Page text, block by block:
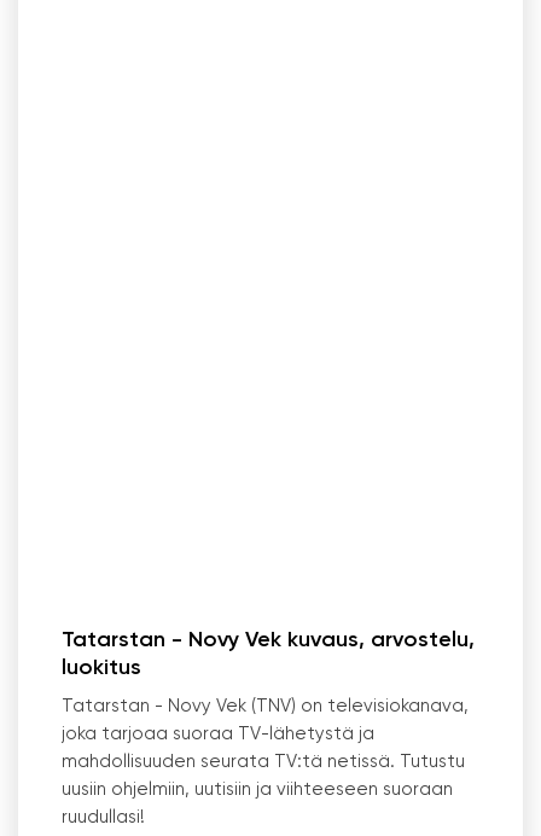
Tatarstan - Novy Vek kuvaus, arvostelu,
luokitus
Tatarstan - Novy Vek (TNV) on televisiokanava,
joka tarjoaa suoraa TV-lähetystä ja
mahdollisuuden seurata TV:tä netissä. Tutustu
uusiin ohjelmiin, uutisiin ja viihteeseen suoraan
ruudullasi!